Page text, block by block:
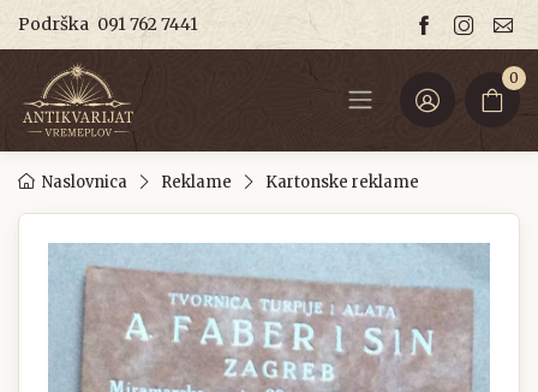
Podrška 091 762 7441
0
Naslovnica Reklame Kartonske reklame